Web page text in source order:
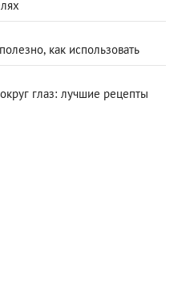
как использовать
глаз: лучшие рецепты